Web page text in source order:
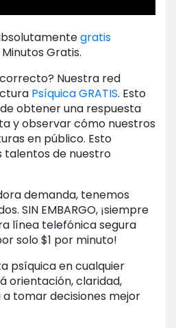
gratis
Minutos Gratis.
Nuestra red
Psíquica GRATIS. Esto
obtener una respuesta
y observar cómo nuestros
en público. Esto
talentos de nuestro
demanda, tenemos
SIN EMBARGO, ¡siempre
línea telefónica segura
solo $1 por minuto!
psíquica en cualquier
orientación, claridad,
tomar decisiones mejor